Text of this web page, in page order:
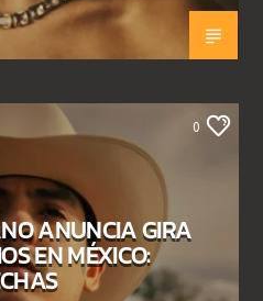
0
ANUNCIA GIRA
EN MÉXICO: